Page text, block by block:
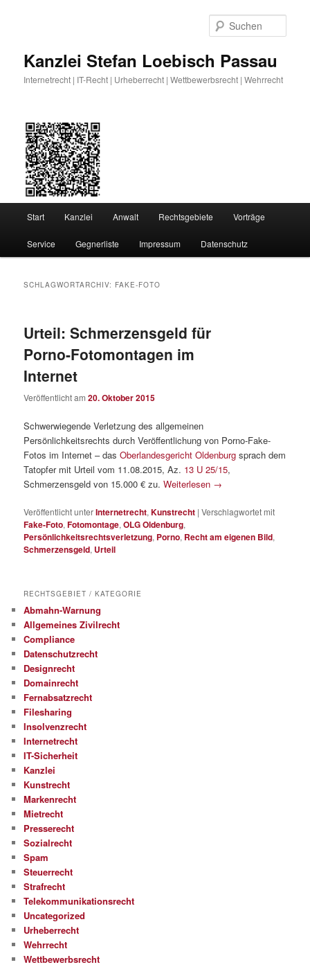
Kanzlei Stefan Loebisch Passau
Internetrecht | IT-Recht | Urheberrecht | Wettbewerbsrecht | Wehrrecht
Start Kanzlei Anwalt Rechtsgebiete Vorträge
Service Gegnerliste Impressum Datenschutz
SCHLAGWORTARCHIV: FAKE-FOTO
Urteil: Schmerzensgeld für
Porno-Fotomontagen im
Internet
Veröffentlicht am20. Oktober 2015
Schwerwiegende Verletzung des allgemeinen
Persönlichkeitsrechts durch Veröffentlichung von Porno-Fake-
Fotos im Internet – dasOberlandesgericht Oldenburg sprach dem
Tatopfer mit Urteil vom 11.08.2015, Az. 13 U 25/15,
Schmerzensgeld von 15.000 € zu.Weiterlesen →
Veröffentlicht unterInternetrecht,Kunstrecht |Verschlagwortet mit
Fake-Foto,Fotomontage,OLG Oldenburg,
Persönlichkeitsrechtsverletzung, Porno, Recht am eigenen Bild,
Schmerzensgeld, Urteil
RECHTSGEBIET / KATEGORIE
Abmahn-Warnung
Allgemeines Zivilrecht
Compliance
Datenschutzrecht
Designrecht
Domainrecht
Fernabsatzrecht
Filesharing
Insolvenzrecht
Internetrecht
IT-Sicherheit
Kanzlei
Kunstrecht
Markenrecht
Mietrecht
Presserecht
Sozialrecht
Spam
Steuerrecht
Strafrecht
Telekommunikationsrecht
Uncategorized
Urheberrecht
Wehrrecht
Wettbewerbsrecht